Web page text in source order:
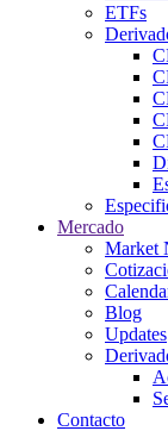
ETFs
Mercado
Market
Blog
Updates
Contacto